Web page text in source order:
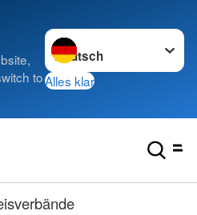
to
Sprache wechseln zu
Alles klar